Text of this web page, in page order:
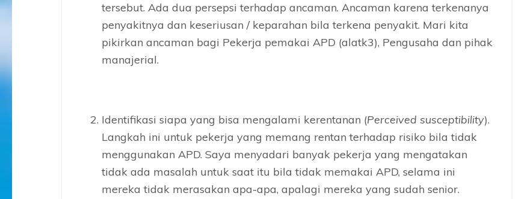
tersebut. Ada dua persepsi terhadap ancaman. Ancaman karena terkenanya
penyakitnya dan keseriusan / keparahan bila terkena penyakit. Mari kita
pikirkan ancaman bagi Pekerja pemakai APD (alatk3), Pengusaha dan pihak
manajerial.
Identifikasi siapa yang bisa mengalami kerentanan (Perceived susceptibility).
Langkah ini untuk pekerja yang memang rentan terhadap risiko bila tidak
menggunakan APD. Saya menyadari banyak pekerja yang mengatakan
tidak ada masalah untuk saat itu bila tidak memakai APD, selama ini
mereka tidak merasakan apa-apa, apalagi mereka yang sudah senior.